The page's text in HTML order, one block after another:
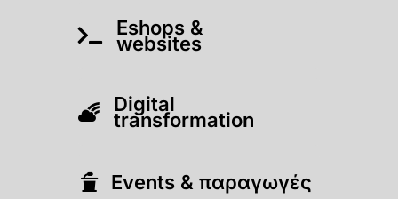
Eshops &
websites
Digital
transformation
Εvents & παραγωγές